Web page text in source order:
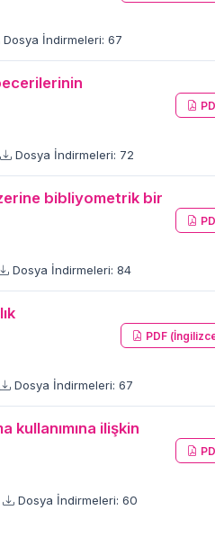
Dosya İndirmeleri: 67
Dosya İndirmeleri: 72
bibliyometrik bir
Dosya İndirmeleri: 84
PDF
Dosya İndirmeleri: 67
kullanımına ilişkin
Dosya İndirmeleri: 60